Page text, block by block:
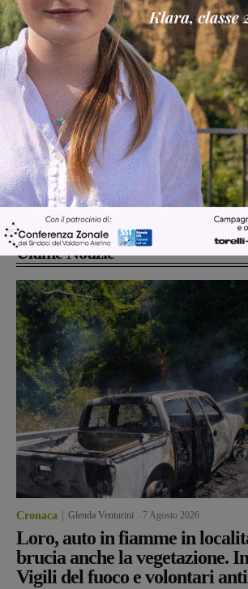
Scomparso da una struttura di
Fiorentino l’uomo che aveva
Levane nel 2020
Articolo precedente
Isis Valdarno tra passato, presente e
futuro. Riconoscimenti ai
neodiplomati e agli ex studenti
Incendio
Ultime Notizie
Cronaca Glenda Venturini 7 Agosto 2026
Loro, auto in fiamme in
brucia anche la vegetazione.
Vigili del fuoco e volontari